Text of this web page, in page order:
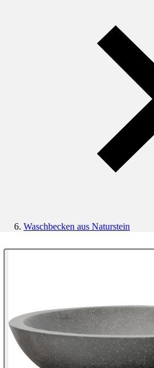
Waschbecken aus Naturstein